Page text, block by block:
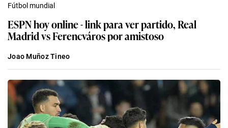
Fútbol mundial
ESPN hoy online - link para ver partido, Real
Madrid vs Ferencváros por amistoso
Joao Muñoz Tineo